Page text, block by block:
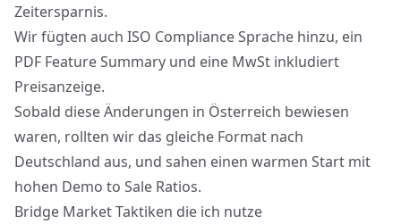
Zeitersparnis.
Wir fügten auch ISO Compliance Sprache hinzu, ein
PDF Feature Summary und eine MwSt inkludiert
Preisanzeige.
Sobald diese Änderungen in Österreich bewiesen
waren, rollten wir das gleiche Format nach
Deutschland aus, und sahen einen warmen Start mit
hohen Demo to Sale Ratios.
Bridge Market Taktiken die ich nutze